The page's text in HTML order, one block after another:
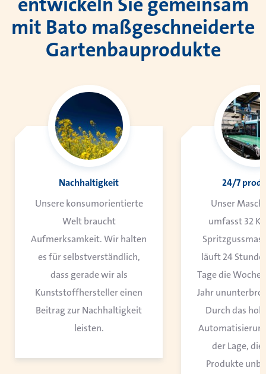
mit Bato maßgeschneiderte
Gartenbauprodukte
Nachhaltigkeit
Unsere konsumorientierte
Welt braucht
Aufmerksamkeit. Wir halten
es für selbstverständlich,
dass gerade wir als
Kunststoffhersteller einen
Beitrag zur Nachhaltigkeit
leisten.
24/7
Unser
umfasst 32
läuft 24
Tage die Woche,
Jahr
Durch das
der Lage,
Produkte